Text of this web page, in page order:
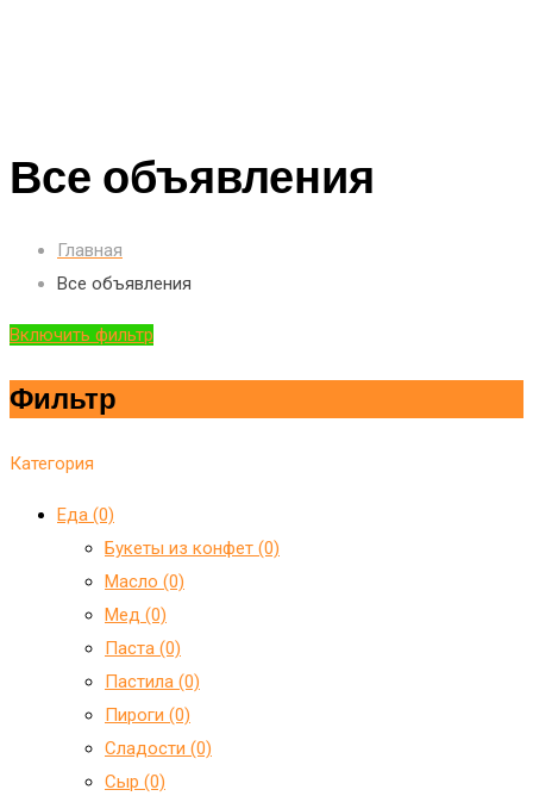
Все объявления
Главная
Все объявления
Включить фильтр
Фильтр
Категория
Еда (0)
Букеты из конфет (0)
Масло (0)
Мед (0)
Паста (0)
Пастила (0)
Пироги (0)
Сладости (0)
Сыр (0)